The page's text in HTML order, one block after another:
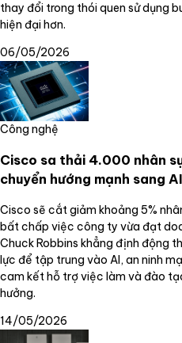
thay đổi trong thói quen sử dụng
hiện đại hơn.
06/05/2026
Công nghệ
Cisco sa thải 4.000 nhân
chuyển hướng mạnh sang AI
Cisco sẽ cắt giảm khoảng 5%
bất chấp việc công ty vừa đạt
Chuck Robbins khẳng định động
lực để tập trung vào AI, an ninh
cam kết hỗ trợ việc làm và đào
hưởng.
14/05/2026